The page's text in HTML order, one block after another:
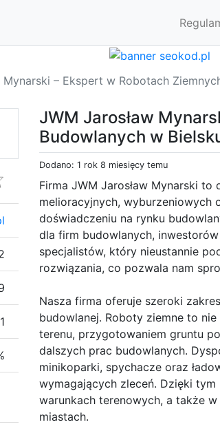
Mynarski – Ekspert w Robotach
JWM Jarosław
Budowlanych w
Dodano: 1 rok 8 miesięcy temu
Firma JWM Jarosław Mynarski
melioracyjnych, wyburzeniowych
doświadczeniu na rynku
dla firm budowlanych,
specjalistów, który nieustannie
rozwiązania, co pozwala nam
Nasza firma oferuje szeroki
budowlanej. Roboty ziemne to
terenu, przygotowaniem gruntu
dalszych prac budowlanych.
minikoparki, spychacze oraz
wymagających zleceń. Dzięki
warunkach terenowych, a także
miastach.
1